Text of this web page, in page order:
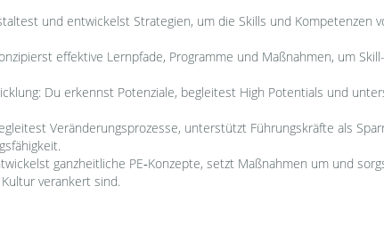
und entwickelst Strategien, um die Skills und Kompetenzen
effektive Lernpfade, Programme und Maßnahmen, um
Du erkennst Potenziale, begleitest High Potentials und
Veränderungsprozesse, unterstützt Führungskräfte als
ganzheitliche PE‑Konzepte, setzt Maßnahmen um und
verankert sind.